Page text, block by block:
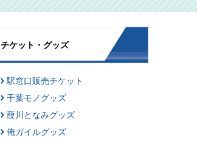
チケット・グッズ
駅窓口販売チケット
千葉モノグッズ
葭川となみグッズ
俺ガイルグッズ